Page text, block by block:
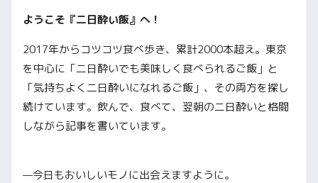
ようこそ『二日酔い飯』へ！
2017年からコツコツ食べ歩き、累計2000本超え。東京
を中心に「二日酔いでも美味しく食べられるご飯」と
「気持ちよく二日酔いになれるご飯」、その両方を探し
続けています。飲んで、食べて、翌朝の二日酔いと格闘
しながら記事を書いています。
—今日もおいしいモノに出会えますように。